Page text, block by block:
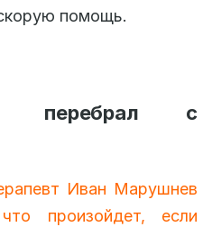
помощь.
перебрал с
Иван Марушнев
произойдет, если